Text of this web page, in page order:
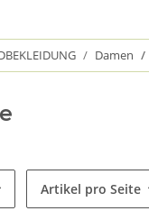
Damen
Artikel pro Seite